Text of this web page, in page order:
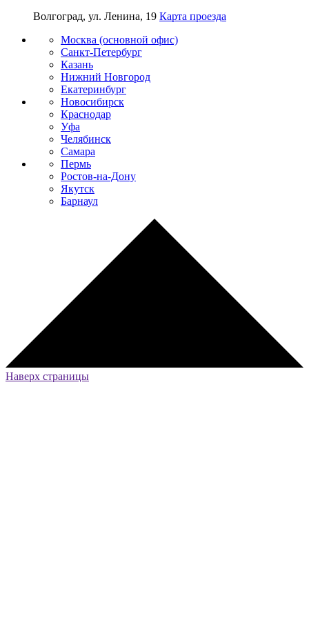
Волгоград, ул. Ленина, 19 Карта проезда
Москва (основной офис)
Санкт-Петербург
Казань
Нижний Новгород
Екатеринбург
Новосибирск
Краснодар
Уфа
Челябинск
Самара
Пермь
Ростов-на-Дону
Якутск
Барнаул
Наверх страницы